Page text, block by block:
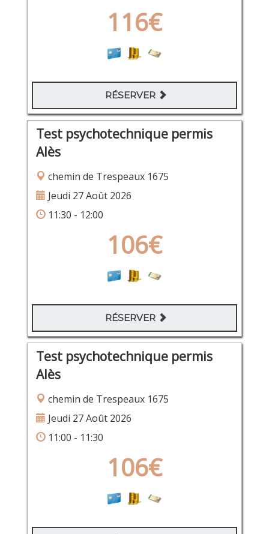
116€
RÉSERVER
Test psychotechnique permis
Alès
chemin de Trespeaux 1675
Jeudi 27 Août 2026
11:30 - 12:00
106€
RÉSERVER
Test psychotechnique permis
Alès
chemin de Trespeaux 1675
Jeudi 27 Août 2026
11:00 - 11:30
106€